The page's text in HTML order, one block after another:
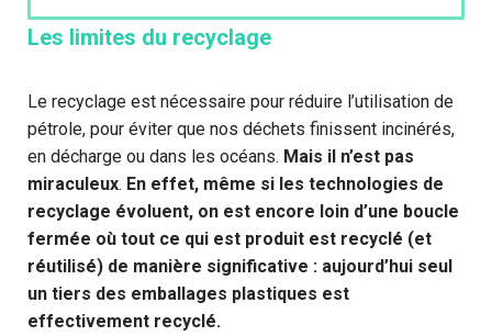
Les limites du recyclage
Le recyclage est nécessaire pour réduire l’utilisation de
pétrole, pour éviter que nos déchets finissent incinérés,
en décharge ou dans les océans. Mais il n’est pas
miraculeux. En effet, même si les technologies de
recyclage évoluent, on est encore loin d’une boucle
fermée où tout ce qui est produit est recyclé (et
réutilisé) de manière significative : aujourd’hui seul
un tiers des emballages plastiques est
effectivement recyclé.